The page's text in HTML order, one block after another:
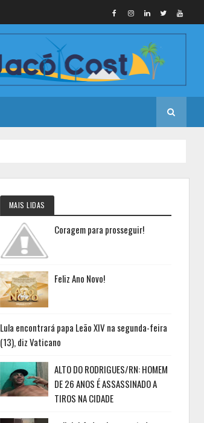
MAIS LIDAS
Coragem para prosseguir!
Feliz Ano Novo!
Lula encontrará papa Leão XIV na segunda-feira
(13), diz Vaticano
ALTO DO RODRIGUES/RN: HOMEM
DE 26 ANOS É ASSASSINADO A
TIROS NA CIDADE